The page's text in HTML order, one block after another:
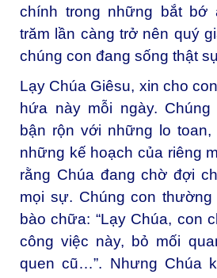
chính trong những bắt bớ
trăm lần càng trở nên quý
chúng con đang sống thật
Lạy Chúa Giêsu, xin cho
hứa này mỗi ngày.
bận rộn với những lo
những kế hoạch của riêng
rằng Chúa đang chờ đợi
mọi sự. Chúng con
bào chữa: “Lạy Chúa, con
công việc này, bỏ mối
quen cũ…”. Nhưng Chúa